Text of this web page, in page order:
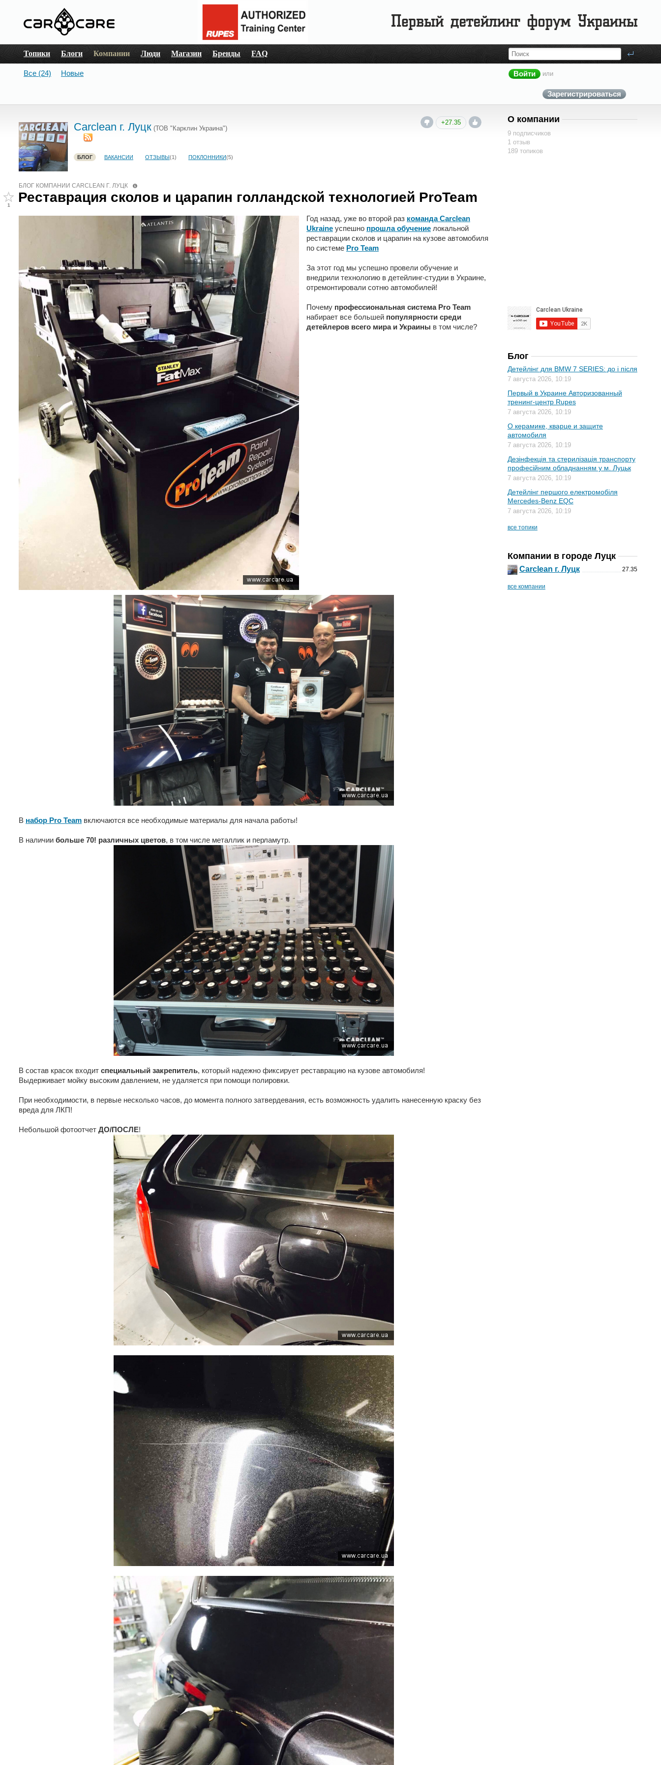
Топики Блоги Компании Люди Магазин Бренды FAQ
Войти или
Зарегистрироваться
Все (24) Новые
О компании
9 подписчиков
1 отзыв
189 топиков
Блог
Детейлінг для BMW 7 SERIES: до і після
7 августа 2026, 10:19
Первый в Украине Авторизованный
тренинг-центр Rupes
7 августа 2026, 10:19
О керамике, кварце и защите
автомобиля
7 августа 2026, 10:19
Дезінфекція та стерилізація транспорту
професійним обладнанням у м. Луцьк
7 августа 2026, 10:19
Детейлінг першого електромобіля
Mercedes-Benz EQC
7 августа 2026, 10:19
все топики
Компании в городе Луцк
Сarclean г. Луцк 27.35
все компании
+27.35
Сarclean г. Луцк (ТОВ "Карклин Украина")
БЛОГ ВАКАНСИИ ОТЗЫВЫ(1) ПОКЛОННИКИ(5)
БЛОГ КОМПАНИИ СARCLEAN Г. ЛУЦК
1
Реставрация сколов и царапин голландской технологией ProTeam
Год назад, уже во второй раз команда Carclean
Ukraine успешно прошла обучение локальной
реставрации сколов и царапин на кузове автомобиля
по системе Pro Team
За этот год мы успешно провели обучение и
внедрили технологию в детейлинг-студии в Украине,
отремонтировали сотню автомобилей!
Почему профессиональная система Pro Team
набирает все большей популярности среди
детейлеров всего мира и Украины в том числе?
В набор Pro Team включаются все необходимые материалы для начала работы!
В наличии больше 70! различных цветов, в том числе металлик и перламутр.
В состав красок входит специальный закрепитель, который надежно фиксирует реставрацию на кузове автомобиля!
Выдерживает мойку высоким давлением, не удаляется при помощи полировки.
При необходимости, в первые несколько часов, до момента полного затвердевания, есть возможность удалить нанесенную краску без
вреда для ЛКП!
Небольшой фотоотчет ДО/ПОСЛЕ!